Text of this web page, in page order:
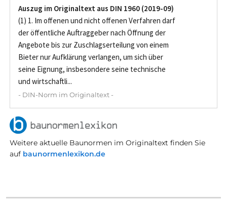
Auszug im Originaltext aus DIN 1960 (2019-09)
(1) 1. Im offenen und nicht offenen Verfahren darf
der öffentliche Auftraggeber nach Öffnung der
Angebote bis zur Zuschlagserteilung von einem
Bieter nur Aufklärung verlangen, um sich über
seine Eignung, insbesondere seine technische
und wirtschaftli...
- DIN-Norm im Originaltext -
Weitere aktuelle Baunormen im Originaltext finden Sie
auf baunormenlexikon.de